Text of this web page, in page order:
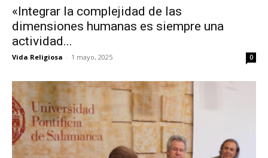
«Integrar la complejidad de las
dimensiones humanas es siempre una
actividad...
Vida Religiosa - 1 mayo, 2025 0